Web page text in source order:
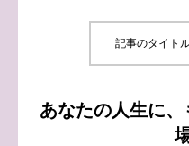
記事のタイト
あなたの人生に